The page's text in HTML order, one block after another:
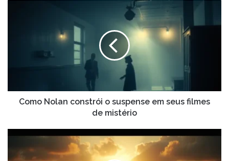
de
mistério
Como Nolan constrói o suspense em seus filmes
de mistério
primeiro